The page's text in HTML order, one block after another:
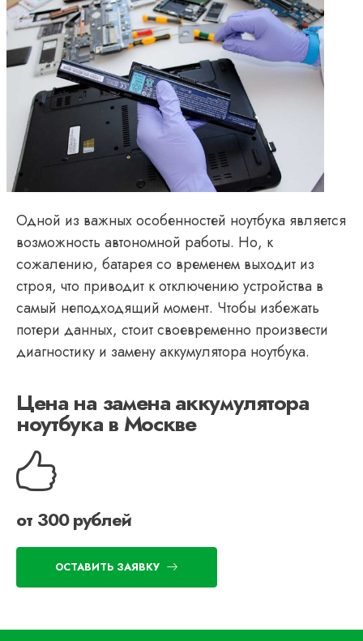
Одной из важных особенностей ноутбука является
возможность автономной работы. Но, к
сожалению, батарея со временем выходит из
строя, что приводит к отключению устройства в
самый неподходящий момент. Чтобы избежать
потери данных, стоит своевременно произвести
диагностику и замену аккумулятора ноутбука.
Цена на замена аккумулятора
ноутбука в Москве
от 300 рублей
ОСТАВИТЬ ЗАЯВКУ